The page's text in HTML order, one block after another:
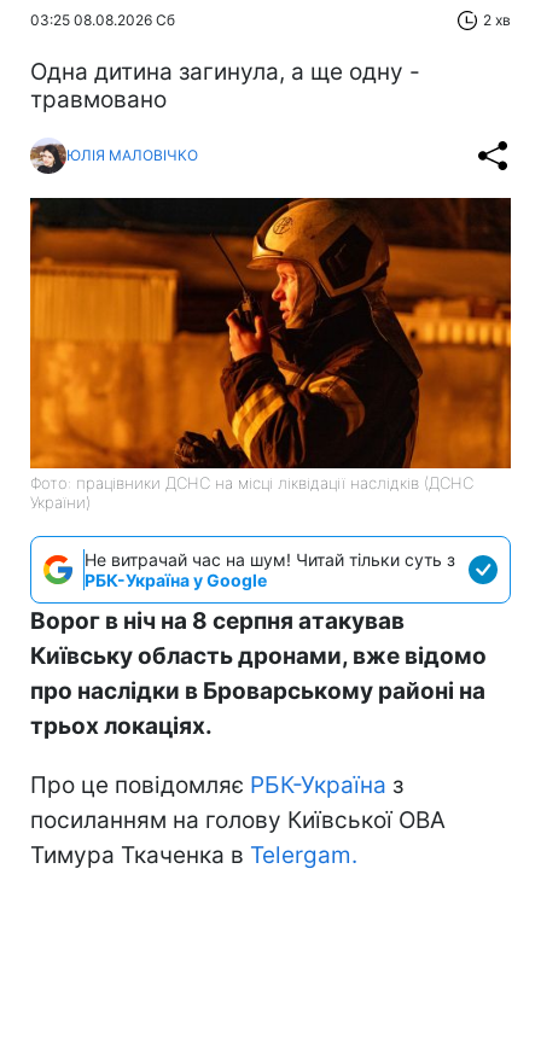
03:25 08.08.2026 Сб 2 хв
Одна дитина загинула, а ще одну -
травмовано
ЮЛІЯ МАЛОВІЧКО
Фото: працівники ДСНС на місці ліквідації наслідків (ДСНС
України)
Не витрачай час на шум! Читай тільки суть з
РБК-Україна у Google
Ворог в ніч на 8 серпня атакував
Київську область дронами, вже відомо
про наслідки в Броварському районі на
трьох локаціях.
Про це повідомляє РБК-Україна з
посиланням на голову Київської ОВА
Тимура Ткаченка в Telergam.